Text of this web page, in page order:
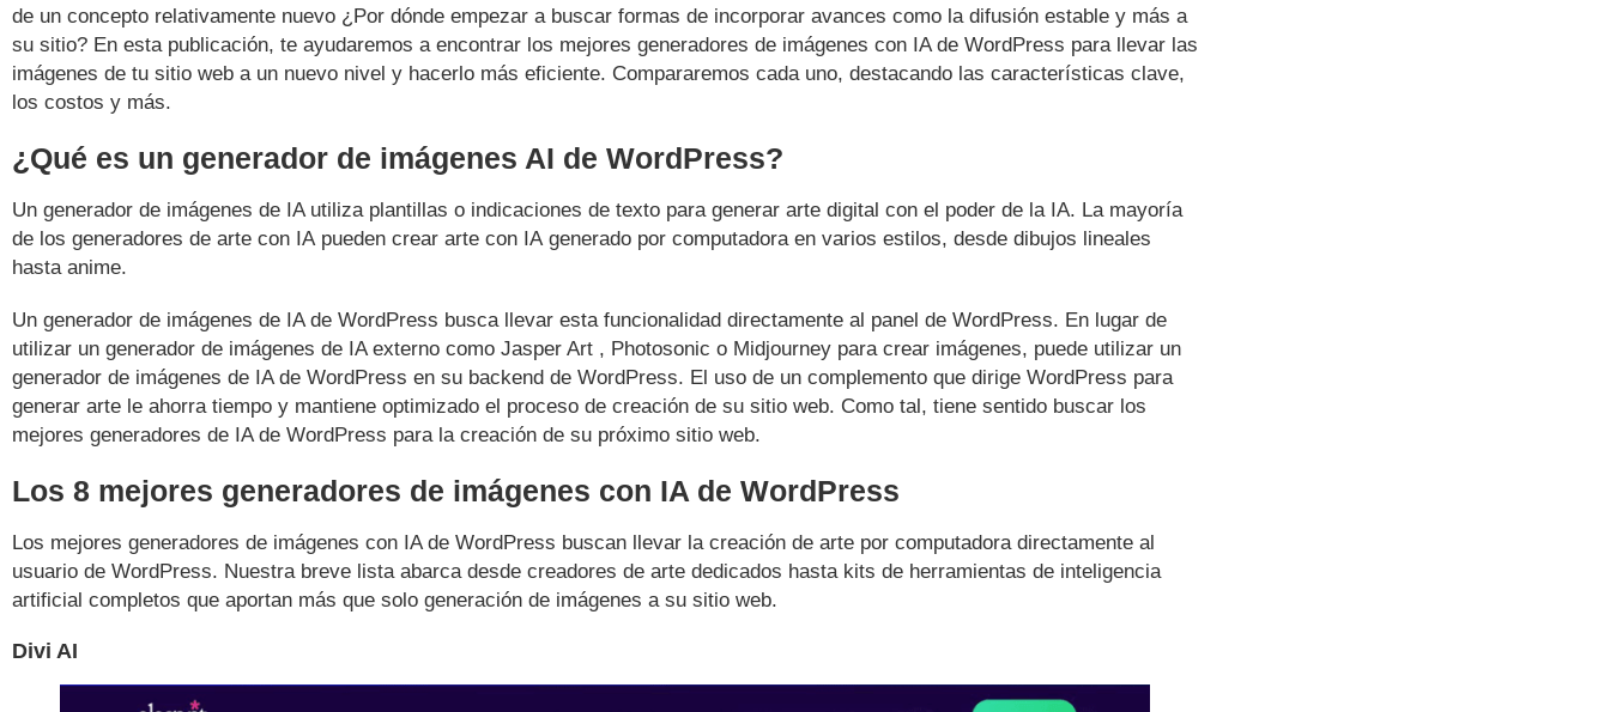
de un concepto relativamente nuevo ¿Por dónde empezar a buscar formas de incorporar avances como la difusión estable y más a
su sitio? En esta publicación, te ayudaremos a encontrar los mejores generadores de imágenes con IA de WordPress para llevar las
imágenes de tu sitio web a un nuevo nivel y hacerlo más eficiente. Compararemos cada uno, destacando las características clave,
los costos y más.
¿Qué es un generador de imágenes AI de WordPress?
Un generador de imágenes de IA utiliza plantillas o indicaciones de texto para generar arte digital con el poder de la IA. La mayoría
de los generadores de arte con IA pueden crear arte con IA generado por computadora en varios estilos, desde dibujos lineales
hasta anime.
Un generador de imágenes de IA de WordPress busca llevar esta funcionalidad directamente al panel de WordPress. En lugar de
utilizar un generador de imágenes de IA externo como Jasper Art , Photosonic o Midjourney para crear imágenes, puede utilizar un
generador de imágenes de IA de WordPress en su backend de WordPress. El uso de un complemento que dirige WordPress para
generar arte le ahorra tiempo y mantiene optimizado el proceso de creación de su sitio web. Como tal, tiene sentido buscar los
mejores generadores de IA de WordPress para la creación de su próximo sitio web.
Los 8 mejores generadores de imágenes con IA de WordPress
Los mejores generadores de imágenes con IA de WordPress buscan llevar la creación de arte por computadora directamente al
usuario de WordPress. Nuestra breve lista abarca desde creadores de arte dedicados hasta kits de herramientas de inteligencia
artificial completos que aportan más que solo generación de imágenes a su sitio web.
Divi AI